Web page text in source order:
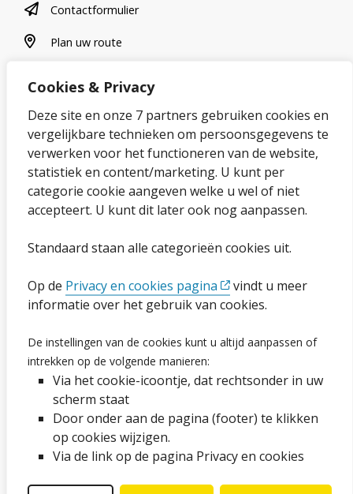
Cookies & Privacy
Deze site en onze 7 partners gebruiken cookies en
vergelijkbare technieken om persoonsgegevens te
verwerken voor het functioneren van de website,
statistiek en content/marketing. U kunt per
categorie cookie aangeven welke u wel of niet
accepteert. U kunt dit later ook nog aanpassen.
Standaard staan alle categorieën cookies uit.
Op de Privacy en cookies pagina
vindt u meer
informatie over het gebruik van cookies.
De instellingen van de cookies kunt u altijd aanpassen of
intrekken op de volgende manieren:
Via het cookie-icoontje, dat rechtsonder in uw
scherm staat
Door onder aan de pagina (footer) te klikken
op cookies wijzigen.
Via de link op de pagina Privacy en cookies
contactformulier
Contactformulier
plan uw route
Plan uw route
Over onze website
Sitemap
Privacybeleid en cookies
Cookies wijzigen
Ga naar de pagina
Proclaimer en copyright
Webarchief
Volg ons op social media